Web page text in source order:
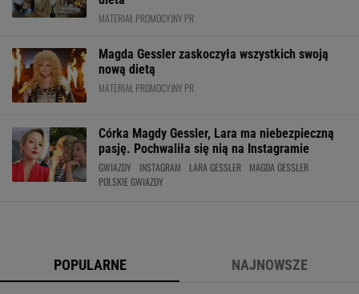
MATERIAŁ PROMOCYJNY PR
Magda Gessler zaskoczyła wszystkich swoją
nową dietą
MATERIAŁ PROMOCYJNY PR
Córka Magdy Gessler, Lara ma niebezpieczną
pasję. Pochwaliła się nią na Instagramie
GWIAZDY INSTAGRAM LARA GESSLER
MAGDA GESSLER
POLSKIE GWIAZDY
POPULARNE NAJNOWSZE